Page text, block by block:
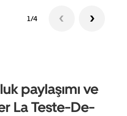
1/4
paylaşımı ve
La Teste-De-